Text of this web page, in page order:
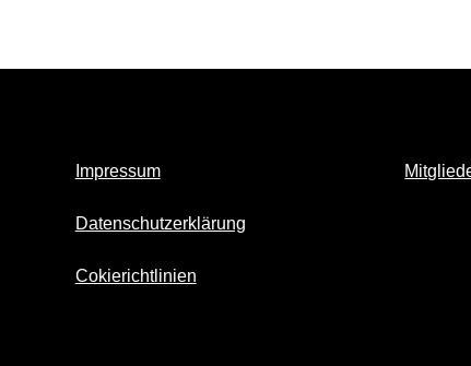
Impressum
Datenschutzerklärung
Cokierichtlinien